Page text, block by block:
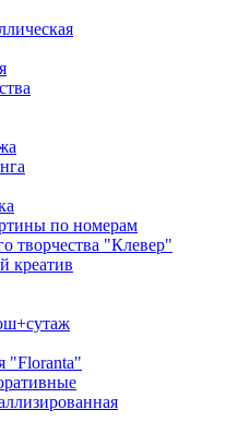
по номерам
творчества "Клевер"
креатив
"Floranta"